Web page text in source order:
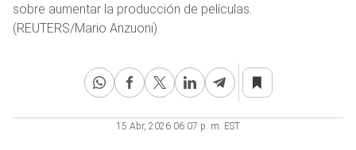
sobre aumentar la producción de películas.
(REUTERS/Mario Anzuoni)
15 Abr, 2026 06:07 p. m. EST